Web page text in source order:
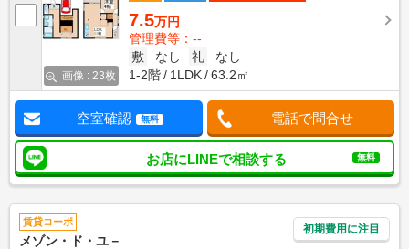
画像 : 23枚
7.5万円
管理費等：--
敷
なし 礼
なし
1-2階
1LDK 63.2㎡
空室確認 無料 電話で問合せ
お店にLINEで相談する 無料
賃貸コーポ
メゾン・ド・ユ－
初期費用に注目